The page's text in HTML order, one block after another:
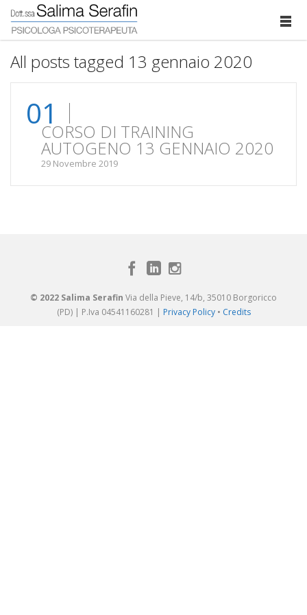
All posts tagged 13 gennaio 2020
01CORSO DI TRAINING
AUTOGENO 13 GENNAIO 2020
29 Novembre 2019
© 2022 Salima Serafin Via della Pieve, 14/b, 35010 Borgoricco
(PD) | P.Iva 04541160281 | Privacy Policy• Credits